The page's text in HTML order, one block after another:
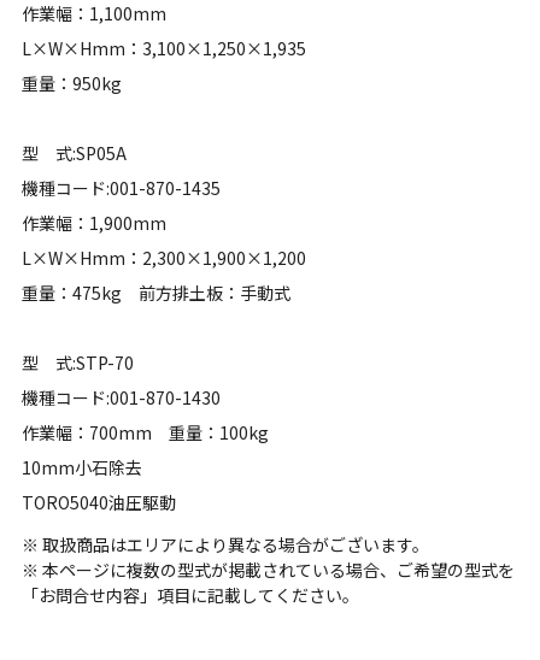
作業幅：1,100mm
L×W×Hmm：3,100×1,250×1,935
重量：950kg
型 式:SP05A
機種コード:001-870-1435
作業幅：1,900mm
L×W×Hmm：2,300×1,900×1,200
重量：475kg 前方排土板：手動式
型 式:STP-70
機種コード:001-870-1430
作業幅：700mm 重量：100kg
10mm小石除去
TORO5040油圧駆動
※ 取扱商品はエリアにより異なる場合がございます。
※ 本ページに複数の型式が掲載されている場合、ご希望の型式を
「お問合せ内容」項目に記載してください。